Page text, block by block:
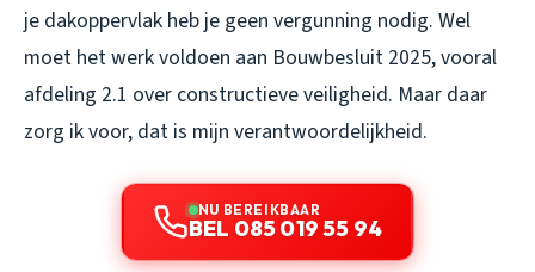
je dakoppervlak heb je geen vergunning nodig. Wel
moet het werk voldoen aan Bouwbesluit 2025, vooral
afdeling 2.1 over constructieve veiligheid. Maar daar
zorg ik voor, dat is mijn verantwoordelijkheid.
NU BEREIKBAAR
BEL 085 019 55 94